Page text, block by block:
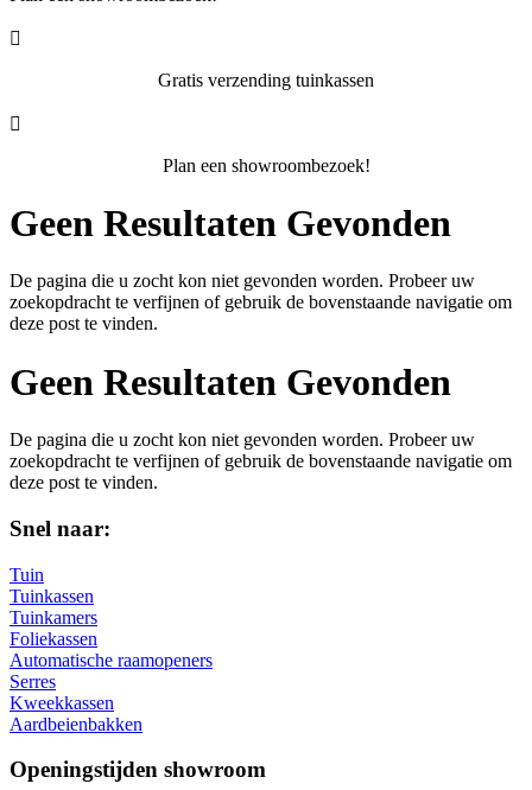

Gratis verzending tuinkassen

Plan een showroombezoek!
Geen Resultaten Gevonden
De pagina die u zocht kon niet gevonden worden. Probeer uw
zoekopdracht te verfijnen of gebruik de bovenstaande navigatie om
deze post te vinden.
Geen Resultaten Gevonden
De pagina die u zocht kon niet gevonden worden. Probeer uw
zoekopdracht te verfijnen of gebruik de bovenstaande navigatie om
deze post te vinden.
Snel naar:
Tuin
Tuinkassen
Tuinkamers
Foliekassen
Automatische raamopeners
Serres
Kweekkassen
Aardbeienbakken
Openingstijden showroom